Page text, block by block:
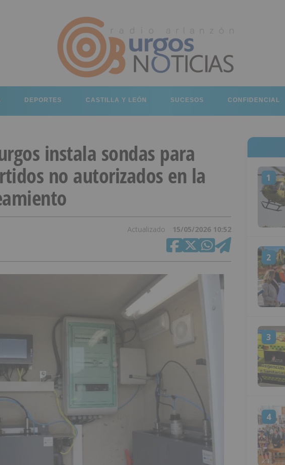
DEPORTES CASTILLA Y LEÓN SUCESOS CONFIDENCIAL
instala sondas para
no autorizados en la
Actualizado 15/05/2026 10:52
1
2
3
4